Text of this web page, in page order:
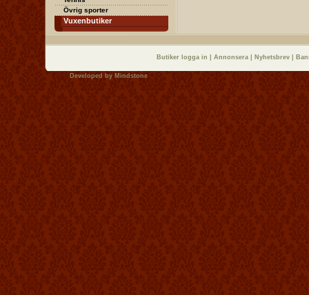
Övrig sporter
Vuxenbutiker
Butiker logga in Annonsera Nyhetsbrev
Developed by Mindstone